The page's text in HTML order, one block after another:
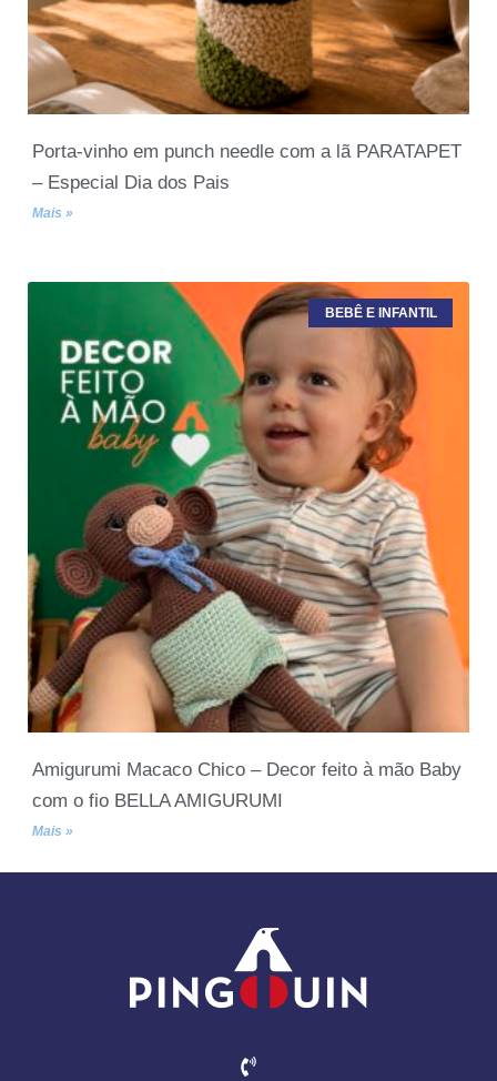
Porta-vinho em punch needle com a lã PARATAPET
– Especial Dia dos Pais
Mais »
BEBÊ E INFANTIL
Amigurumi Macaco Chico – Decor feito à mão Baby
com o fio BELLA AMIGURUMI
Mais »